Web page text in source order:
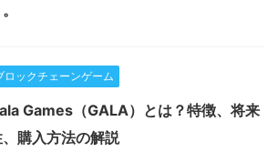
ロックチェーンゲーム
Games（GALA）とは？特徴、将来
購入方法の解説